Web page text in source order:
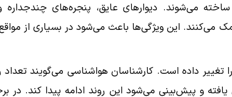
ساخته می‌شوند. دیوارهای عایق، پنجره‌های
این ویژگی‌ها باعث می‌شود در بسیاری از مواقع
تغییر داده است. کارشناسان هواشناسی می‌گویند تعداد
و پیش‌بینی می‌شود این روند ادامه پیدا کند. در